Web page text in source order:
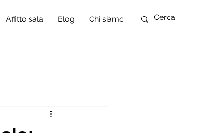
Affitto sala Blog Chi siamo